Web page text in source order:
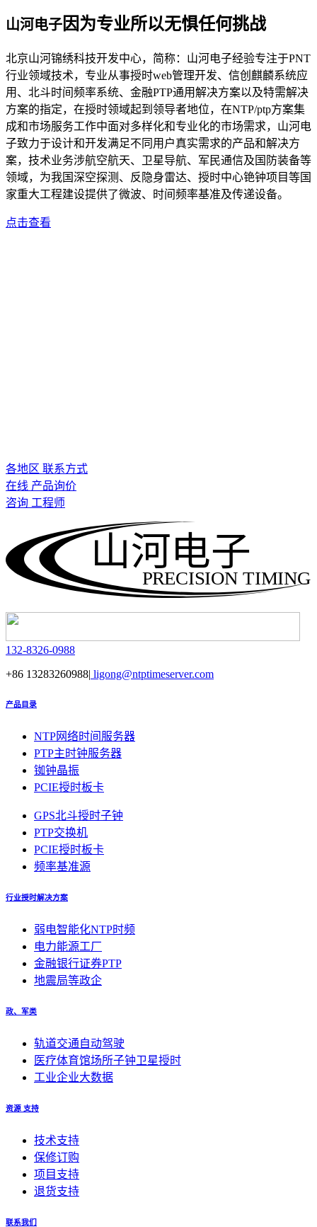
山河电子因为专业所以无惧任何挑战
北京山河锦绣科技开发中心，简称：山河电子经验专注于PNT
行业领域技术，专业从事授时web管理开发、信创麒麟系统应
用、北斗时间频率系统、金融PTP通用解决方案以及特需解决
方案的指定，在授时领域起到领导者地位，在NTP/ptp方案集
成和市场服务工作中面对多样化和专业化的市场需求，山河电
子致力于设计和开发满足不同用户真实需求的产品和解决方
案，技术业务涉航空航天、卫星导航、军民通信及国防装备等
领域，为我国深空探测、反隐身雷达、授时中心铯钟项目等国
家重大工程建设提供了微波、时间频率基准及传递设备。
点击查看
各地区 联系方式
在线 产品询价
咨询 工程师
PRECISION TIMING
山河电子
132-8326-0988
+86 13283260988| ligong@ntptimeserver.com
产品目录
NTP网络时间服务器
PTP主时钟服务器
铷钟晶振
PCIE授时板卡
GPS北斗授时子钟
PTP交换机
PCIE授时板卡
频率基准源
行业授时解决方案
弱电智能化NTP时频
电力能源工厂
金融银行证券PTP
地震局等政企
政、军类
轨道交通自动驾驶
医疗体育馆场所子钟卫星授时
工业企业大数据
资源 支持
技术支持
保修订购
项目支持
退货支持
联系我们